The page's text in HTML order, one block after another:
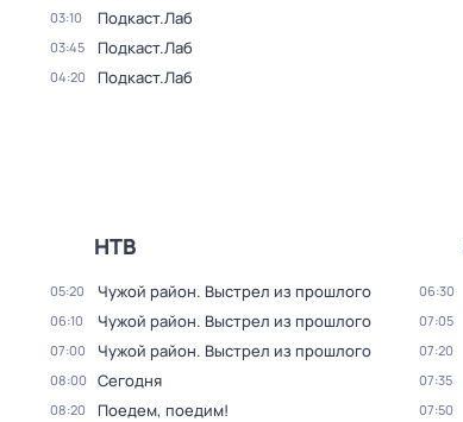
03:10 Подкаст.Лаб
03:45 Подкаст.Лаб
04:20 Подкаст.Лаб
НТВ
05:20 Чужой район. Выстрел из прошлого
06:10 Чужой район. Выстрел из прошлого
07:00 Чужой район. Выстрел из прошлого
08:00 Сегодня
08:20 Поедем, поедим!
06:30
07:05
07:20
07:35
07:50